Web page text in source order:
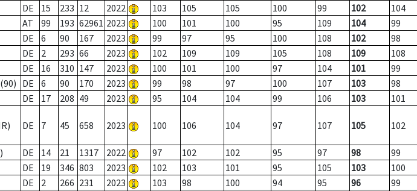
DE 15 233 12 2022 103 105 105 100 99 102
104
AT 99 193 62961 2023 100 101 100 95 109 104
99
DE 6 90 167 2023 99 97 95 100 108 102
98
DE 2 293 66 2023 102 109 109 105 108 109
108
DE 16 310 147 2023 100 101 100 97 104 101
99
DE 6 90 170 2023 99 98 97 100 107 103
98
DE 17 208 49 2023 95 104 104 99 106 103 101
DE 7 45 658 2023 100 106 104 97 107 105 102
DE 14 21 1317 2022 97 102 102 95 97 98
99
DE 19 346 803 2023 102 103 101 95 105 103
100
DE 2 266 231 2023 103 98 100 94 95 96
99